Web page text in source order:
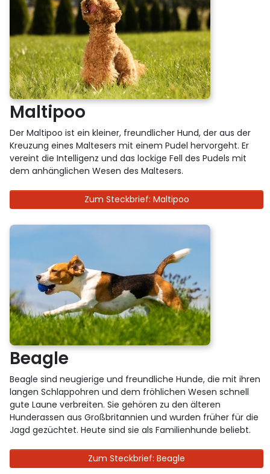
Maltipoo
Der Maltipoo ist ein kleiner, freundlicher Hund, der aus der
Kreuzung eines Maltesers mit einem Pudel hervorgeht. Er
vereint die Intelligenz und das lockige Fell des Pudels mit
dem anhänglichen Wesen des Maltesers.
Zum Steckbrief: Maltipoo
Beagle
Beagle sind neugierige und freundliche Hunde, die mit ihren
langen Schlappohren und dem fröhlichen Wesen schnell
gute Laune verbreiten. Sie gehören zu den älteren
Hunderassen aus Großbritannien und wurden früher für die
Jagd gezüchtet. Heute sind sie als Familienhunde beliebt.
Zum Steckbrief: Beagle